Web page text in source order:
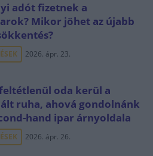
adót fizetnek a
Mikor jöhet az újabb
2026. ápr. 23.
oda kerül a
ruha, ahová gondolnánk
hand ipar árnyoldala
2026. ápr. 26.